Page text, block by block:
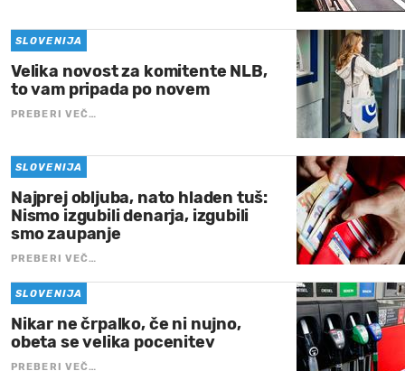
SLOVENIJA
Velika novost za komitente NLB,
to vam pripada po novem
PREBERI VEČ…
SLOVENIJA
Najprej obljuba, nato hladen tuš:
Nismo izgubili denarja, izgubili
smo zaupanje
PREBERI VEČ…
SLOVENIJA
Nikar ne črpalko, če ni nujno,
obeta se velika pocenitev
PREBERI VEČ…